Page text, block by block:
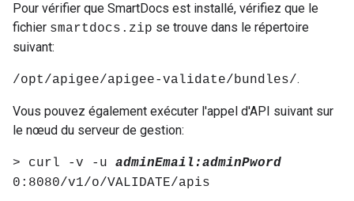
Pour vérifier que SmartDocs est installé, vérifiez que le
fichier smartdocs.zip se trouve dans le répertoire
suivant:
/opt/apigee/apigee-validate/bundles/.
Vous pouvez également exécuter l'appel d'API suivant sur
le nœud du serveur de gestion:
> curl -v -u adminEmail:adminPword
0:8080/v1/o/VALIDATE/apis